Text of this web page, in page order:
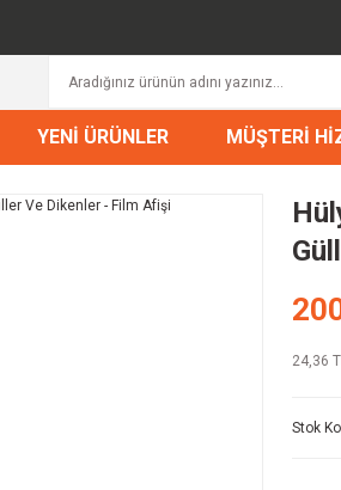
YENİ ÜRÜNLER MÜŞTERİ
24,36
Stok